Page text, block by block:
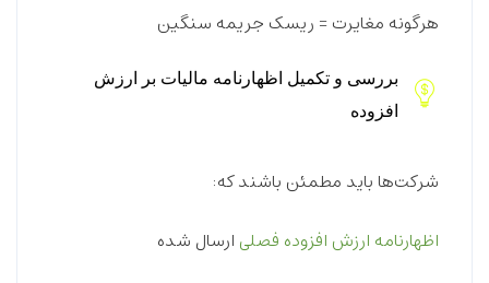
هرگونه مغایرت = ریسک جریمه سنگین
بررسی و تکمیل اظهارنامه مالیات بر ارزش
افزوده
شرکت‌ها باید مطمئن باشند که:
اظهارنامه ارزش افزوده فصلی ارسال شده